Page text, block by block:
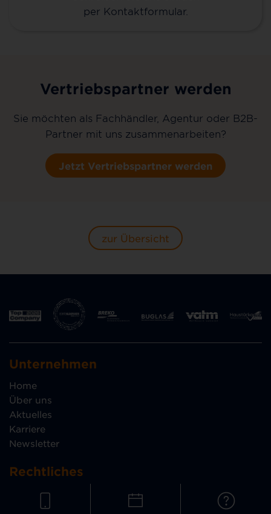
per Kontaktformular.
Vertriebspartner werden
Sie möchten als Fachhändler, Agentur oder B2B-
Partner mit uns zusammenarbeiten?
Jetzt Vertriebspartner werden
zur Übersicht
Unternehmen
Home
Über uns
Aktuelles
Karriere
Newsletter
Rechtliches
Datenschutz
Haustürkodex